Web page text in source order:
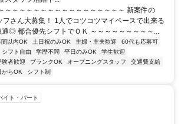
～～～～～～～～～～～～～～～～～ 新案件の
フさん大募集！ 1人でコツコツマイペースで出来る
通◎ 都合優先シフトでＯＫ ～～～～～～～～～...
以内OK 土日祝のみOK 主婦・主夫歓迎
60代も応募可
シフト自由 学歴不問 平日のみOK
学生歓迎
験者歓迎 ブランクOK オープニングスタッフ
交通費支給
からOK シフト制
イト・パート